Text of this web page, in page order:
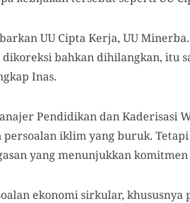
UU Cipta Kerja, UU
bahkan dihilangkan, itu
Inas.
Pendidikan dan Kaderisasi
iklim yang buruk.
yang menunjukkan
ekonomi sirkular,